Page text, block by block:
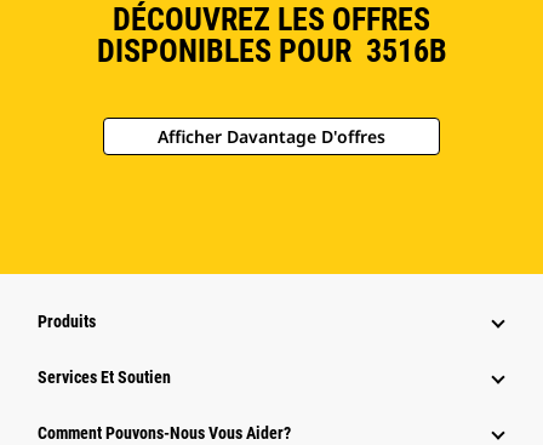
DÉCOUVREZ LES OFFRES
DISPONIBLES POUR 3516B
Afficher Davantage D'offres
Produits
Services Et Soutien
Comment Pouvons-Nous Vous Aider?